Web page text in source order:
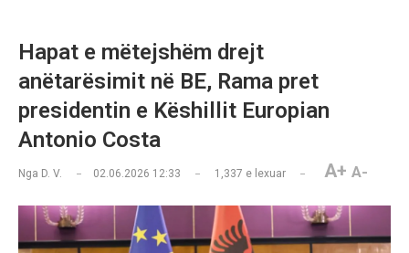
Hapat e mëtejshëm drejt
anëtarësimit në BE, Rama pret
presidentin e Këshillit Europian
Antonio Costa
Nga D. V. 02.06.2026 12:33 1,337 e lexuar A+ A-